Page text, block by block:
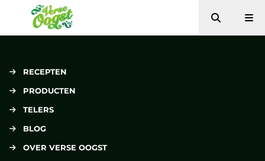
Verse Oogst
Zoeken
RECEPTEN
PRODUCTEN
TELERS
BLOG
OVER VERSE OOGST